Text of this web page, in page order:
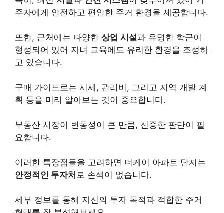
주자에게 안전하고 편안한 주거 환경을 제공합니다.
또한, 근처에는 다양한 상업 시설과 유명한 학군이
형성되어 있어 자녀 교육에도 유리한 환경을 조성하
고 있습니다.
구매 가이드로는 시세, 관리비, 그리고 지역 개발 계
획 등을 미리 알아보는 것이 중요합니다.
부동산 시장이 변동성이 큰 만큼, 신중한 판단이 필
요합니다.
이러한 특장점들을 고려하면 더케이 아파트 단지는
안정적인 투자처 로 손색이 없습니다.
세부 정보를 통해 자신의 투자 목적과 적합한 주거